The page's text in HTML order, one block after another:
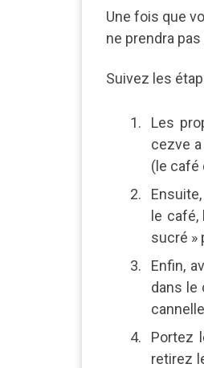
Une fois que
ne prendra
Suivez les
Les
cezve
(le café
le café,
sucré »
Enfin,
dans le
Portez
retirez